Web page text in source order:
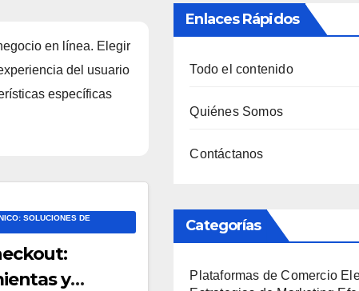
en línea. Elegir
del usuario
específicas
SOLUCIONES DE
y
Enlaces Rápidos
Todo el contenido
Quiénes Somos
Contáctanos
Categorías
Plataformas de Comercio